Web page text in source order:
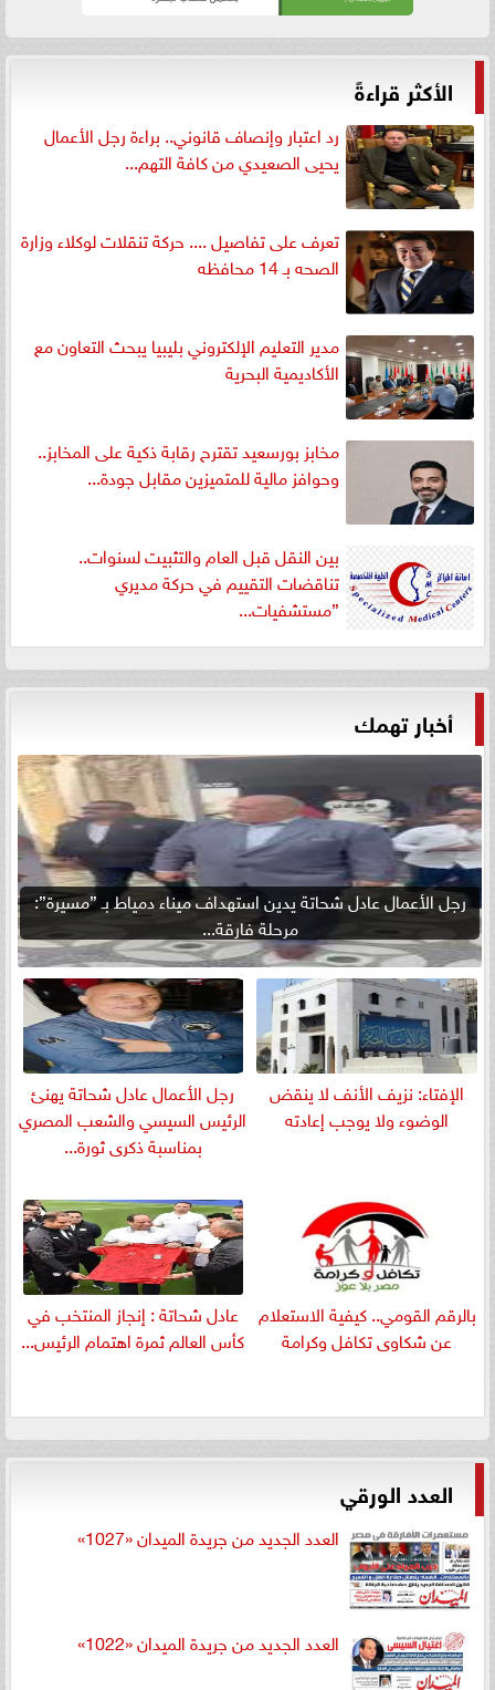
الأكثر قراءةً
رد اعتبار وإنصاف قانوني.. براءة رجل الأعمال
يحيى الصعيدي من كافة التهم...
تعرف على تفاصيل .... حركة تنقلات لوكلاء وزارة
الصحه بـ 14 محافظه
مدير التعليم الإلكتروني بليبيا يبحث التعاون مع
الأكاديمية البحرية
مخابز بورسعيد تقترح رقابة ذكية على المخابز..
وحوافز مالية للمتميزين مقابل جودة...
بين النقل قبل العام والتثبيت لسنوات..
تناقضات التقييم في حركة مديري
”مستشفيات...
أخبار تهمك
رجل الأعمال عادل شحاتة يدين استهداف ميناء دمياط بـ ”مسيرة”:
مرحلة فارقة...
الإفتاء: نزيف الأنف لا ينقض
الوضوء ولا يوجب إعادته
رجل الأعمال عادل شحاتة يهنئ
الرئيس السيسي والشعب المصري
بمناسبة ذكرى ثورة...
بالرقم القومي.. كيفية الاستعلام
عن شكاوى تكافل وكرامة
عادل شحاتة : إنجاز المنتخب في
كأس العالم ثمرة اهتمام الرئيس...
العدد الورقي
العدد الجديد من جريدة الميدان «1027»
العدد الجديد من جريدة الميدان «1022»